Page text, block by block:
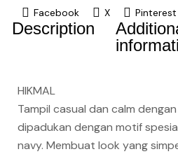
Facebook X Pinterest
Description
HIKMAL
Tampil casual dan calm
dipadukan dengan motif
navy. Membuat look yang